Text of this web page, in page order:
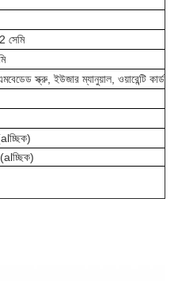
স্ক্রু, ইউজার ম্যানুয়াল, ওয়ারেন্টি কার্ড
(alচ্ছিক)